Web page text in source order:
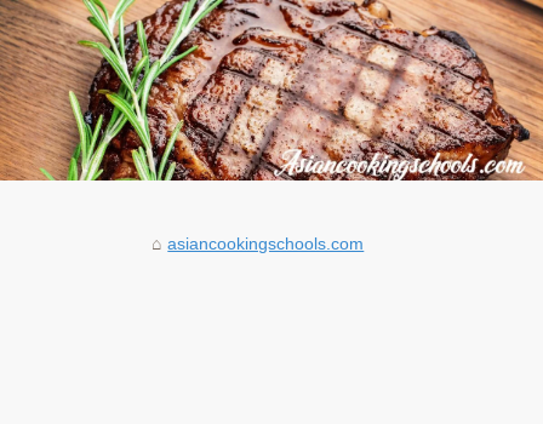
asiancookingschools.com